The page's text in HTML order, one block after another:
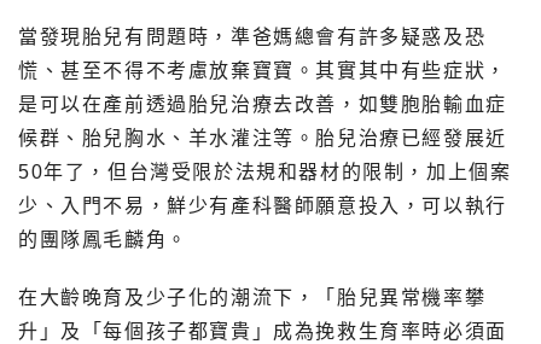
當發現胎兒有問題時，準爸媽總會有許多疑惑及恐
慌、甚至不得不考慮放棄寶寶。其實其中有些症狀，
是可以在產前透過胎兒治療去改善，如雙胞胎輸血症
候群、胎兒胸水、羊水灌注等。胎兒治療已經發展近
50年了，但台灣受限於法規和器材的限制，加上個案
少、入門不易，鮮少有產科醫師願意投入，可以執行
的團隊鳳毛麟角。
在大齡晚育及少子化的潮流下，「胎兒異常機率攀
升」及「每個孩子都寶貴」成為挽救生育率時必須面